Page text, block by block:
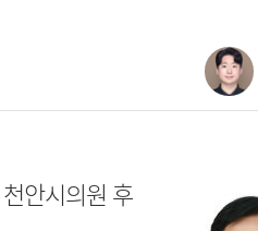
안시의원 후